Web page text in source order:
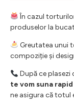
În cazul
produselor la
Greutatea unui
compoziție și
După ce
te vom suna rapid
ne asigura că totul